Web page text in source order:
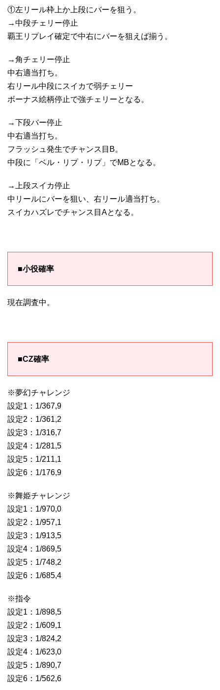
①左リール枠上か上段にバーを狙う。
→中段チェリー停止
覇王リプレイ確定で中右にバーを狙えば揃う。
→角チェリー停止
中右適当打ち。
右リール中段にスイカで弱チェリー
ボーナス絵柄停止で強チェリーとなる。
→下段バー停止
中右適当打ち。
フラッシュ発生でチャンス目B。
中段に「ベル・リプ・リプ」でMBとなる。
→上段スイカ停止
中リールにバーを狙い、右リール適当打ち。
スイカハズレでチャンス目Aとなる。
■小役確率
現在調査中。
■CZ確率
※夢幻チャレンジ
設定1：1/367,9
設定2：1/361,2
設定3：1/316,7
設定4：1/281,5
設定5：1/211,1
設定6：1/176,9
※舞姫チャレンジ
設定1：1/970,0
設定2：1/957,1
設定3：1/913,5
設定4：1/869,5
設定5：1/748,2
設定6：1/685,4
※指令
設定1：1/898,5
設定2：1/609,1
設定3：1/824,2
設定4：1/623,0
設定5：1/890,7
設定6：1/562,6